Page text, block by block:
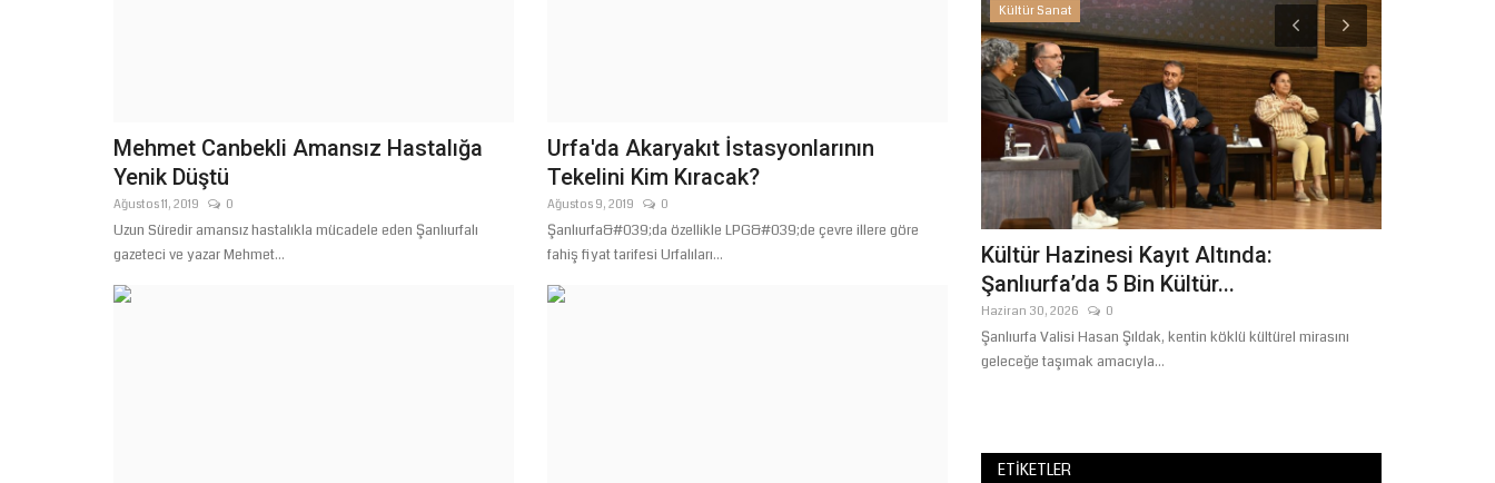
Mehmet Canbekli Amansız Hastalığa
Yenik Düştü
Ağustos 11, 2019 0
Uzun Süredir amansız hastalıkla mücadele eden Şanlıurfalı
gazeteci ve yazar Mehmet...
Urfa'da Akaryakıt İstasyonlarının
Tekelini Kim Kıracak?
Ağustos 9, 2019 0
Şanlıurfa&#039;da özellikle LPG&#039;de çevre illere göre
fahiş fiyat tarifesi Urfalıları...
ŞANLIURFA BÜYÜKŞEHİR
Başkan Gülpınar’ın Talimatıyla Hilvan’ın
Kültür Sanat
Kültür Hazinesi Kayıt Altında:
Şanlıurfa’da 5 Bin Kültür...
Haziran 30, 2026 0
Şanlıurfa Valisi Hasan Şıldak, kentin köklü kültürel mirasını
geleceğe taşımak amacıyla...
ETIKETLER